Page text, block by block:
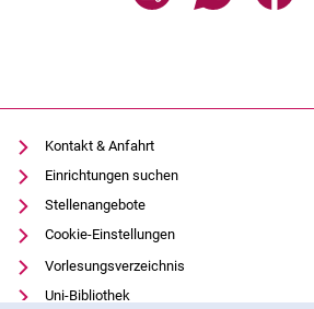
Kontakt & Anfahrt
Einrichtungen suchen
Stellenangebote
Cookie-Einstellungen
Vorlesungsverzeichnis
Uni-Bibliothek